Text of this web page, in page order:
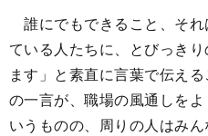
誰にでもできること、そ
ている人たちに、とびっき
ます」と素直に言葉で伝え
の一言が、職場の風通しを
いうものの、周りの人はみ